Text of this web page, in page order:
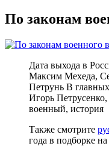
По законам
Дата выхода в
Максим Мехеда,
Петрунь В
Игорь
военный, история
Также смотрите
года в подборке